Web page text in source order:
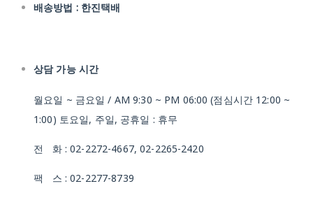
배송방법 : 한진택배
상담 가능 시간
월요일 ~ 금요일 / AM 9:30 ~ PM 06:00 (점심시간 12:00 ~
1:00) 토요일, 주일, 공휴일 : 휴무
전 화 : 02-2272-4667, 02-2265-2420
팩 스 : 02-2277-8739